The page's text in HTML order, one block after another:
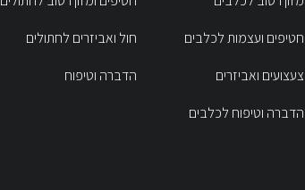
חטיפים ועצמות לכלבים
צעצועים ואביזרים
הדברה וטיפוח לכלבים
חול ואביזרים לחתולים
הדברה וטיפוח